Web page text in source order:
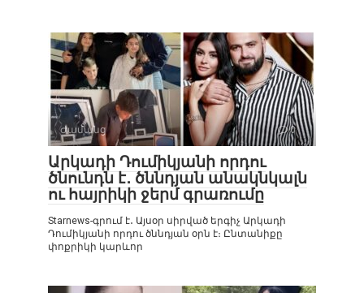
Ժամանց 0
Արկադի Դումիկյանի որդու
ծնունդն է․ ծննդյան անակնկալն
ու հայրիկի ջերմ գրառումը
Starnews-գրում է․ Այսօր սիրված երգիչ Արկադի
Դումիկյանի որդու ծննդյան օրն է։ Ընտանիքը
փոքրիկի կարևոր